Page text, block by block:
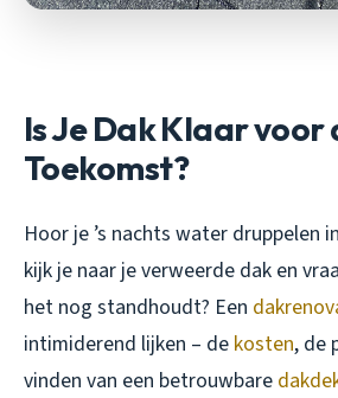
Is Je Dak Klaar voor
Toekomst?
Hoor je ’s nachts water druppelen
kijk je naar je verweerde dak en
het nog standhoudt? Een
intimiderend lijken – de kosten, de
vinden van een betrouwbare